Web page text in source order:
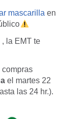
mascarilla en
la EMT te
compras
el martes 22
las 24 hr.).